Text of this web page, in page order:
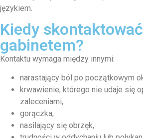
językiem.
Kiedy
gabinetem?
Kontaktu wymaga między innymi:
narastający ból po początkowym
krwawienie, którego nie udaje się
zaleceniami,
gorączka,
nasilający się obrzęk,